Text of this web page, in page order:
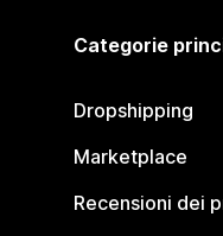
Categorie
Dropshipping
Marketplace
Recensioni dei